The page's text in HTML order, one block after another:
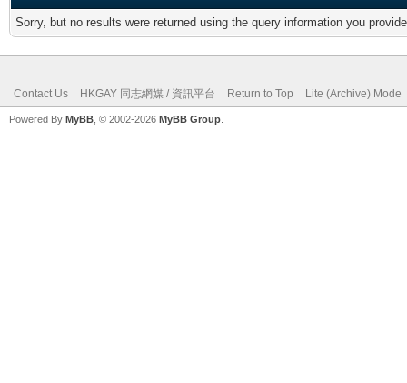
Sorry, but no results were returned using the query information you
Contact Us HKGAY 同志網媒 / 資訊平台 Return to Top Lite (Archive) Mode
Powered By MyBB , © 2002-2026 MyBB Group